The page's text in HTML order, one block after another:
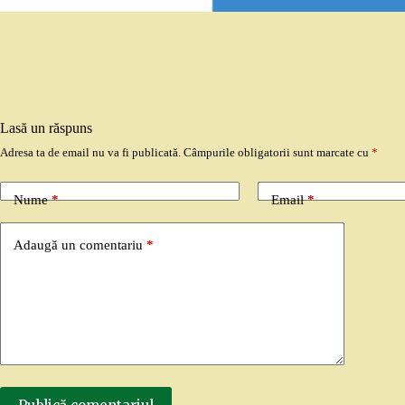
Lasă un răspuns
Adresa ta de email nu va fi publicată. Câmpurile obligatorii sunt marcate cu *
Nume* Email*
Adaugă un comentariu *